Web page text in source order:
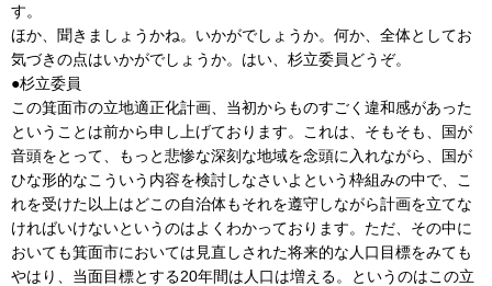
す。
ほか、聞きましょうかね。いかがでしょうか。何か、全体としてお
気づきの点はいかがでしょうか。はい、杉立委員どうぞ。
●杉立委員
この箕面市の立地適正化計画、当初からものすごく違和感があった
ということは前から申し上げております。これは、そもそも、国が
音頭をとって、もっと悲惨な深刻な地域を念頭に入れながら、国が
ひな形的なこういう内容を検討しなさいよという枠組みの中で、こ
れを受けた以上はどこの自治体もそれを遵守しながら計画を立てな
ければいけないというのはよくわかっております。ただ、その中に
おいても箕面市においては見直しされた将来的な人口目標をみても
やはり、当面目標とする20年間は人口は増える。というのはこの立